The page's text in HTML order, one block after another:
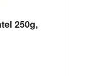
250g,